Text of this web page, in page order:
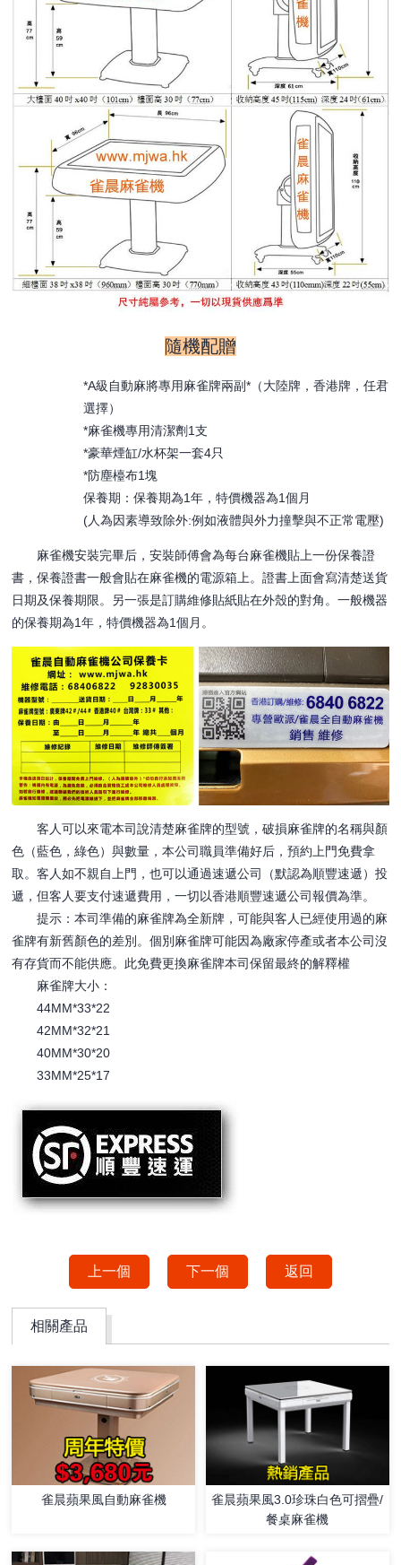
隨機配贈
*A級自動麻將專用麻雀牌兩副*（大陸牌，香港牌，任君
選擇）
*麻雀機專用清潔劑1支
*豪華煙缸/水杯架一套4只
*防塵檯布1塊
保養期：保養期為1年，特價機器為1個月
(人為因素導致除外:例如液體與外力撞擊與不正常電壓)
麻雀機安裝完畢后，安裝師傅會為每台麻雀機貼上一份保養證
書，保養證書一般會貼在麻雀機的電源箱上。證書上面會寫清楚送貨
日期及保養期限。另一張是訂購維修貼紙貼在外殼的對角。一般機器
的保養期為1年，特價機器為1個月。
客人可以來電本司說清楚麻雀牌的型號，破損麻雀牌的名稱與顏
色（藍色，綠色）與數量，本公司職員準備好后，預約上門免費拿
取。客人如不親自上門，也可以通過速遞公司（默認為順豐速遞）投
遞，但客人要支付速遞費用，一切以香港順豐速遞公司報價為準。
提示：本司準備的麻雀牌為全新牌，可能與客人已經使用過的麻
雀牌有新舊顏色的差別。個別麻雀牌可能因為廠家停產或者本公司沒
有存貨而不能供應。此免費更換麻雀牌本司保留最終的解釋權
麻雀牌大小：
44MM*33*22
42MM*32*21
40MM*30*20
33MM*25*17
上一個 下一個 返回
相關產品
雀晨蘋果風自動麻雀機
雀晨蘋果風3.0珍珠白色可摺疊/
餐桌麻雀機